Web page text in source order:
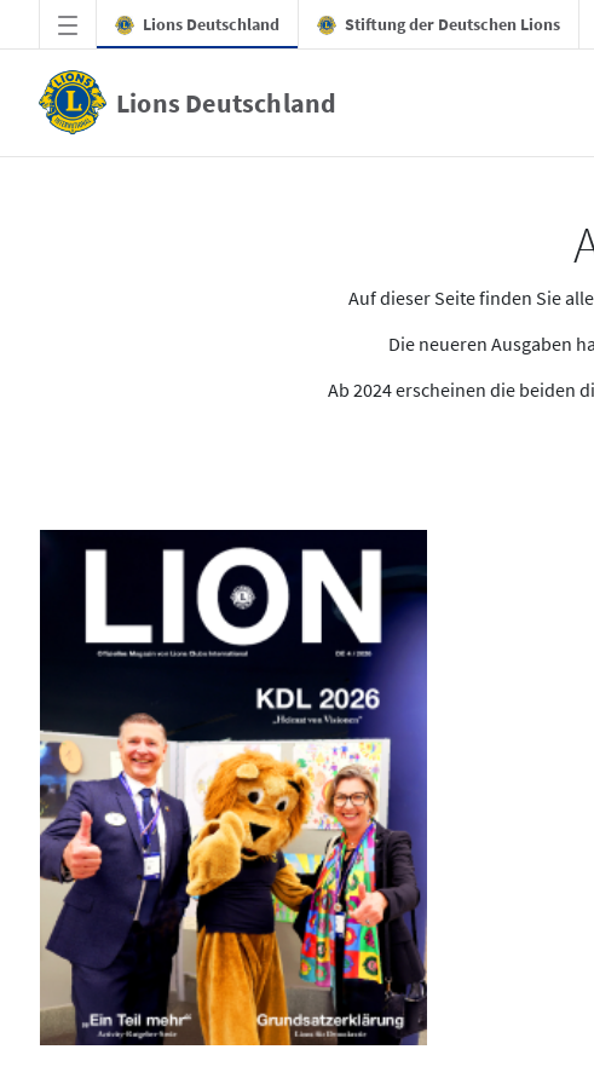
Zum Hauptinhalt springen
Lions Deutschland Stiftung der Deutschen Lions
Lions Deutschland
Auf dieser Seite finden Sie
Die neueren Ausgaben
Ab 2024 erscheinen die beiden